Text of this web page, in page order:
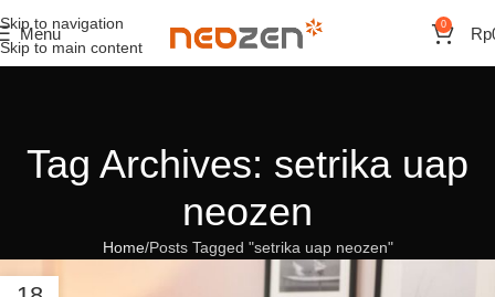
Skip to navigation
Skip to main content
Menu 0 Rp
Tag Archives: setrika uap
neozen
Home Posts Tagged "setrika uap neozen"